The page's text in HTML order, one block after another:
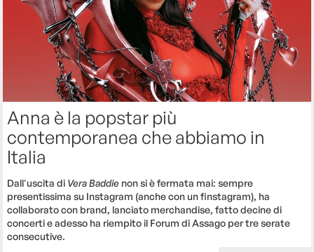
Anna è la popstar più
contemporanea che abbiamo in
Italia
Dall'uscita di Vera Baddie non si è fermata mai: sempre
presentissima su Instagram (anche con un finstagram), ha
collaborato con brand, lanciato merchandise, fatto decine di
concerti e adesso ha riempito il Forum di Assago per tre serate
consecutive.